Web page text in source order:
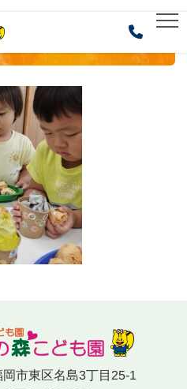
市東区名島3丁目25-1